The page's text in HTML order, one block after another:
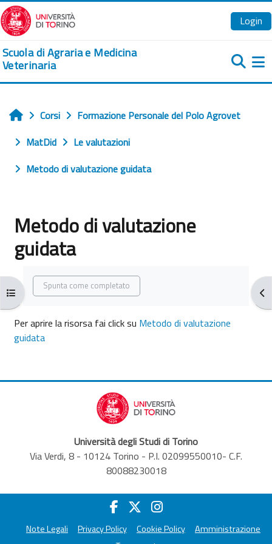
Vai al contenuto principale
Login
Scuola di Agraria e Medicina
Veterinaria
Apri indice del corso
Home
Corsi
Formazione Personale del Polo Agrovet
MatDid
Le valutazioni
Metodo di valutazione guidata
Metodo di valutazione
guidata
Aggregazione dei criteri
Spunta come completato
Per aprire la risorsa fai click su Metodo di valutazione
guidata
Università degli Studi di Torino
Via Verdi, 8 - 10124 Torino - P.I. 02099550010- C.F.
80088230018
Note Legali Privacy Policy Cookie Policy
Amministrazione